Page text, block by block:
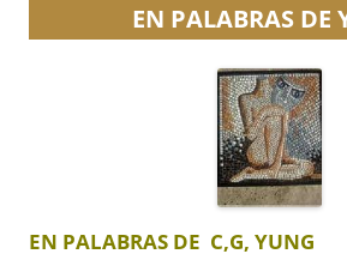
EN PALABRAS DE
EN PALABRAS DE C,G, YUNG